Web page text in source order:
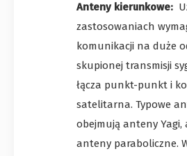
Anteny kierunkowe:
zastosowaniach
komunikacji na duże
skupionej transmisji
łącza punkt-punkt i
satelitarna. Typowe
obejmują anteny
anteny paraboliczne.